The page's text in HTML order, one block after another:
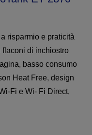
risparmio e praticità
di inchiostro
basso consumo
Heat Free, design
Fi e Wi- Fi Direct,